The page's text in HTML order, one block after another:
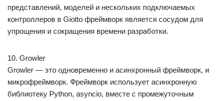
представлений, моделей и нескольких подключаемых
контроллеров в Giotto фреймворк является сосудом для
упрощения и сокращения времени разработки.
10. Growler
Growler — это одновременно и асинхронный фреймворк, и
микрофреймворк. Фреймворк использует асинхронную
библиотеку Python, asyncio, вместе с промежуточным